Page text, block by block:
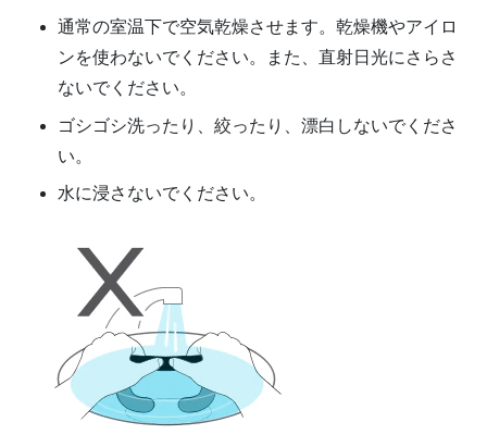
通常の室温下で空気乾燥させます。乾燥機やアイロ
ンを使わないでください。また、直射日光にさらさ
ないでください。
ゴシゴシ洗ったり、絞ったり、漂白しないでくださ
い。
水に浸さないでください。